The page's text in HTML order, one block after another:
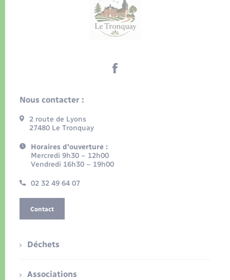
Nous contacter :
2 route de Lyons
27480 Le Tronquay
Horaires d'ouverture :
Mercredi 9h30 – 12h00
Vendredi 16h30 – 19h00
02 32 49 64 07
Contact
Déchets
Associations